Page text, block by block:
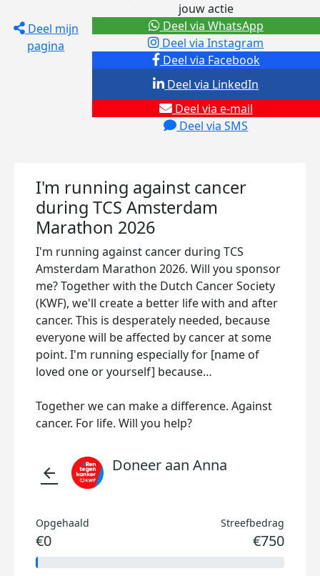
Deel mijn
pagina
jouw actie
Deel via Facebook
Deel via Instagram
Deel via e-mail
Deel via SMS
Deel via LinkedIn
Deel via WhatsApp
I'm running against cancer
during TCS Amsterdam
Marathon 2026
I'm running against cancer during TCS
Amsterdam Marathon 2026. Will you sponsor
me? Together with the Dutch Cancer Society
(KWF), we'll create a better life with and after
cancer. This is desperately needed, because
everyone will be affected by cancer at some
point. I'm running especially for [name of
loved one or yourself] because…
Together we can make a difference. Against
cancer. For life. Will you help?
arrow_back Doneer aan Anna
Opgehaald
€0
Streefbedrag
€750